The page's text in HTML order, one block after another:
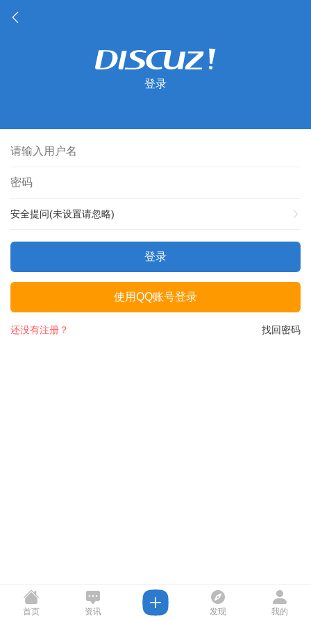
登录
安全提问(未设置请忽略)
登录
使用QQ账号登录
找回密码
还没有注册？
首页 资讯 发现 我的